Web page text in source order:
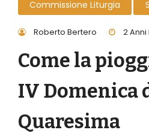
Commissione Liturgia
Roberto Bertero 2 Anni
Come la
IV Domenica
Quaresima